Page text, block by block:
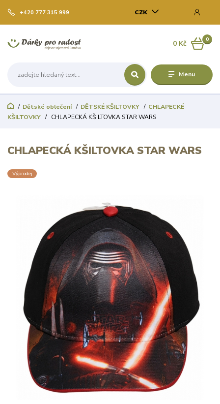
Menu
CZK
+420 777 315 999
0
0 Kč
Dětské oblečení DĚTSKÉ KŠILTOVKY
CHLAPECKÉ
KŠILTOVKY
CHLAPECKÁ KŠILTOVKA STAR WARS
CHLAPECKÁ KŠILTOVKA STAR WARS
Výprodej